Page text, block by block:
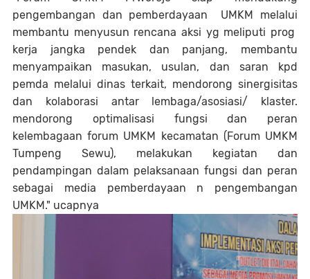
pengembangan dan pemberdayaan UMKM melalui
membantu menyusun rencana aksi yg meliputi prog
kerja jangka pendek dan panjang, membantu
menyampaikan masukan, usulan, dan saran kpd
pemda melalui dinas terkait, mendorong sinergisitas
dan kolaborasi antar lembaga/asosiasi/ klaster.
mendorong optimalisasi fungsi dan peran
kelembagaan forum UMKM kecamatan (Forum UMKM
Tumpeng Sewu), melakukan kegiatan dan
pendampingan dalam pelaksanaan fungsi dan peran
sebagai media pemberdayaan n pengembangan
UMKM." ucapnya